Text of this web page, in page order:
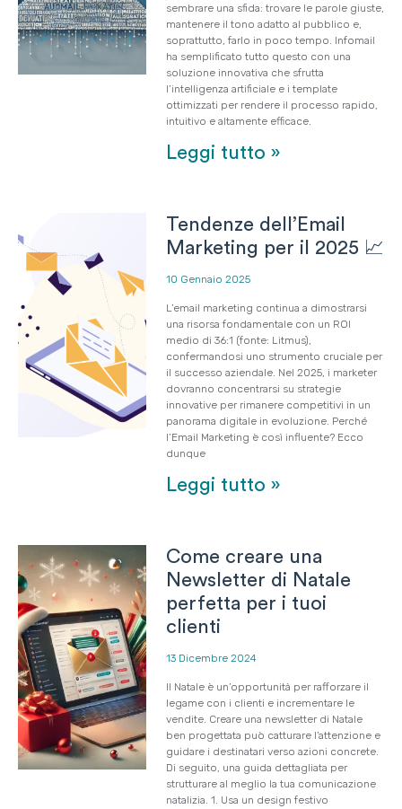
sembrare una sfida: trovare le parole giuste,
mantenere il tono adatto al pubblico e,
soprattutto, farlo in poco tempo. Infomail
ha semplificato tutto questo con una
soluzione innovativa che sfrutta
l’intelligenza artificiale e i template
ottimizzati per rendere il processo rapido,
intuitivo e altamente efficace.
Leggi tutto »
Tendenze dell’Email
Marketing per il 2025 📈
10 Gennaio 2025
L’email marketing continua a dimostrarsi
una risorsa fondamentale con un ROI
medio di 36:1 (fonte: Litmus),
confermandosi uno strumento cruciale per
il successo aziendale. Nel 2025, i marketer
dovranno concentrarsi su strategie
innovative per rimanere competitivi in un
panorama digitale in evoluzione. Perché
l’Email Marketing è così influente? Ecco
dunque
Leggi tutto »
Come creare una
Newsletter di Natale
perfetta per i tuoi
clienti
13 Dicembre 2024
Il Natale è un’opportunità per rafforzare il
legame con i clienti e incrementare le
vendite. Creare una newsletter di Natale
ben progettata può catturare l’attenzione e
guidare i destinatari verso azioni concrete.
Di seguito, una guida dettagliata per
strutturare al meglio la tua comunicazione
natalizia. 1. Usa un design festivo